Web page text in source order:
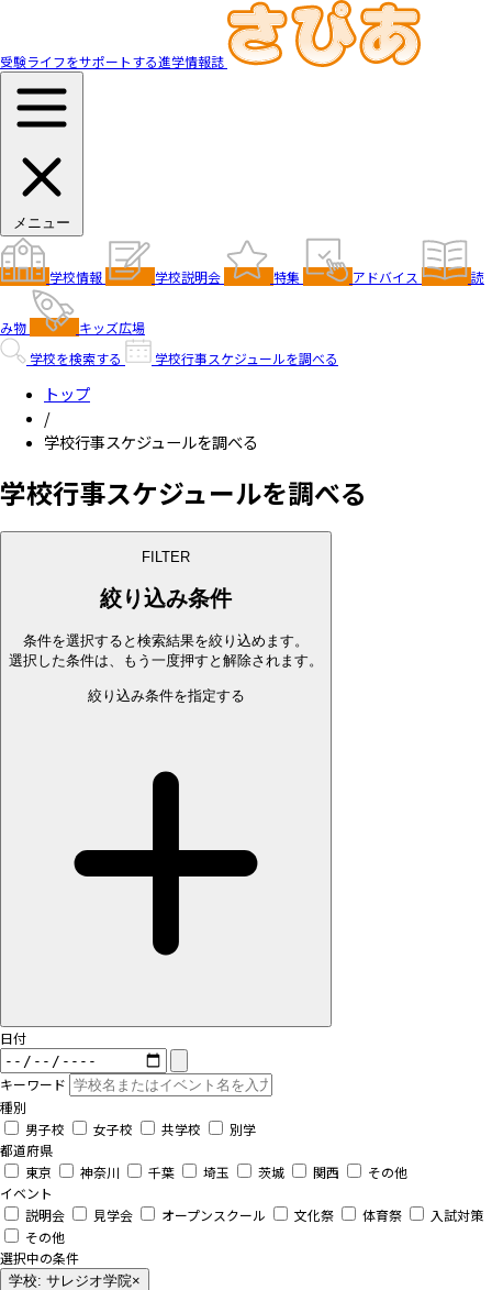
受験ライフをサポートする進学情報誌
メニュー
学校情報 学校説明会 特集 アドバイス 読
み物
キッズ広場
学校を検索する
学校行事スケジュールを調べる
トップ
/
学校行事スケジュールを調べる
学校行事スケジュールを調べる
FILTER
絞り込み条件
条件を選択すると検索結果を絞り込めます。
選択した条件は、もう一度押すと解除されます。
絞り込み条件を指定する
日付
キーワード
種別
男子校
女子校 共学校
別学
都道府県
東京
神奈川 千葉 埼玉 茨城 関西
その他
イベント
説明会
見学会 オープンスクール 文化祭 体育祭
入試対策
その他
選択中の条件
学校: サレジオ学院×